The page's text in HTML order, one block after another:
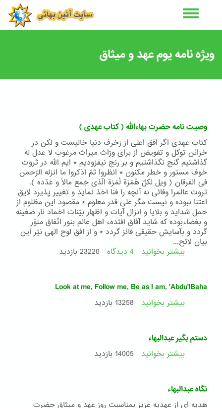
ویژه نامه یوم عهد و میثاق
وصیت نامه حضرت بهاءالله ( کتاب عهدی )
کتاب عهدی اگر افق اعلی از زخرف دنيا خاليست و لكن در
خزائن توكل و تفويض از برای ورّاث ميراث مرغوب لا عدل له
گذاشتيم گنج نگذاشتيم و بر رنج نيفزوديم * ايم اللّه در ثروت
خوف مستور و خطر مكنون * انظروا ثمّ اذكروا ما انزله الرّحمن
فی الفرقان ( ويل لكلّ هُمَزة لُمَزة الّذی جَمع مالاً و عَدّده ).
ثروت عالمرا وفائی نه آنچه را فنا اخذ نمايد و تغيير پذيرد لايق
اعتنا نبوده و نيست مگر علی قدر معلوم * مقصود اين مظلوم از
حمل شدايد و بلايا و انزال آيات و اظهار بيّنات اخماد نار ضغينه
و بغضاءبوده كه شايد آفاق افئدهء اهل عالم بنور اتّفاق منوّر
گردد و بآسايش حقيقی فائز گردد * و از افق لوح الهی نيّر اين
بيان لائح...
بیشتر بخوانید درباره
حضرت
بهاءالله
4 دیدگاه 23220 بازدید
Look at me, Follow me, Be as I am, 'Abdu'lBaha
بیشتر بخوانید درباره
me,
'Abdu'lBaha
13258 بازدید
دستم بگیر عبدالبهاء
بیشتر بخوانید درباره
14005 بازدید
نگاه عبدالبهاء
هدیه ای از عهدیه عزیز بمناسبت روز عهد و میثاق حضرت